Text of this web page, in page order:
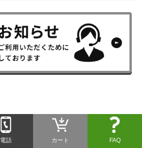
火 木
電話 カート FAQ